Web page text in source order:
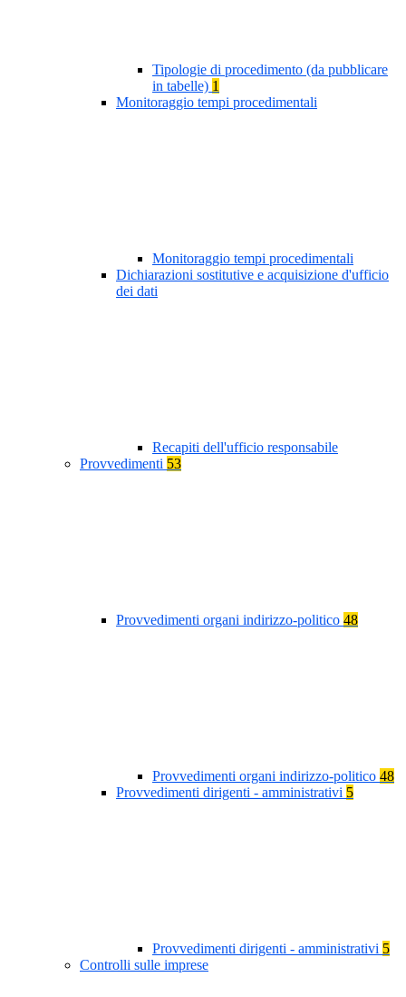
Tipologie di procedimento (da pubblicare
in tabelle) 1
Monitoraggio tempi procedimentali
Monitoraggio tempi procedimentali
Dichiarazioni sostitutive e acquisizione d'ufficio
dei dati
Recapiti dell'ufficio responsabile
Provvedimenti 53
Provvedimenti organi indirizzo-politico 48
Provvedimenti organi indirizzo-politico 48
Provvedimenti dirigenti - amministrativi 5
Provvedimenti dirigenti - amministrativi 5
Controlli sulle imprese